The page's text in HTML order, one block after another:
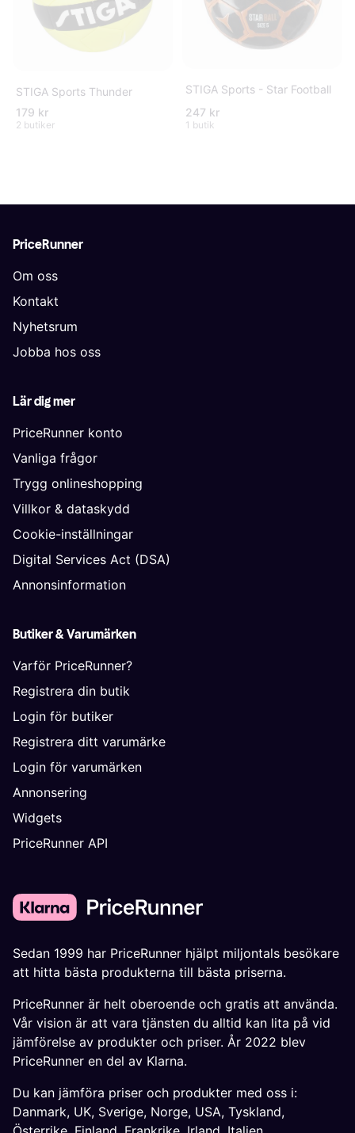
STIGA Sports Thunder
179 kr
2 butiker
STIGA Sports - Star Football
247 kr
1 butik
PriceRunner
Om oss
Kontakt
Nyhetsrum
Jobba hos oss
Lär dig mer
PriceRunner konto
Vanliga frågor
Trygg onlineshopping
Villkor & dataskydd
Cookie-inställningar
Digital Services Act (DSA)
Annonsinformation
Butiker & Varumärken
Varför PriceRunner?
Registrera din butik
Login för butiker
Registrera ditt varumärke
Login för varumärken
Annonsering
Widgets
PriceRunner API
Sedan 1999 har PriceRunner hjälpt miljontals besökare
att hitta bästa produkterna till bästa priserna.
PriceRunner är helt oberoende och gratis att använda.
Vår vision är att vara tjänsten du alltid kan lita på vid
jämförelse av produkter och priser. År 2022 blev
PriceRunner en del av Klarna.
Du kan jämföra priser och produkter med oss i:
Danmark, UK, Sverige, Norge, USA, Tyskland,